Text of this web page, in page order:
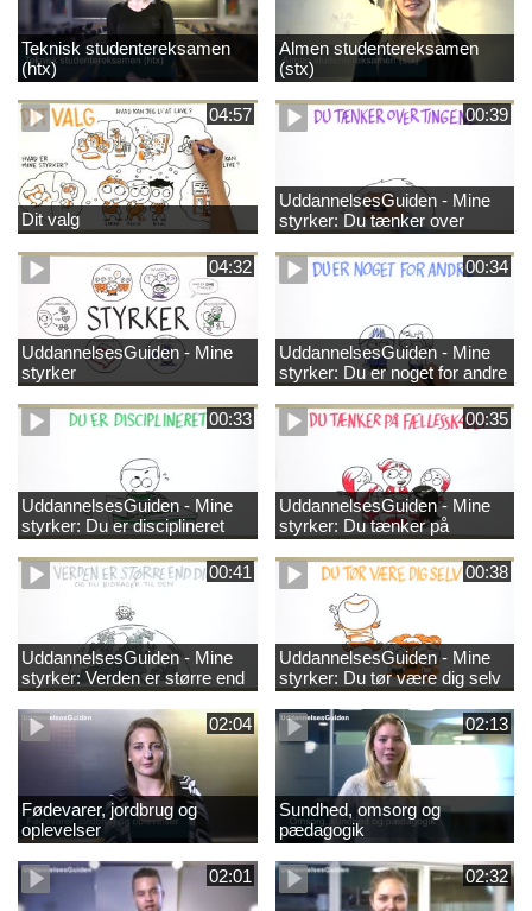
Teknisk studentereksamen
(htx)
Almen studentereksamen
(stx)
04:57
Dit valg
00:39
UddannelsesGuiden - Mine
styrker: Du tænker over
tingene
04:32
UddannelsesGuiden - Mine
styrker
00:34
UddannelsesGuiden - Mine
styrker: Du er noget for andre
00:33
UddannelsesGuiden - Mine
styrker: Du er disciplineret
00:35
UddannelsesGuiden - Mine
styrker: Du tænker på
fællesskabet
00:41
UddannelsesGuiden - Mine
styrker: Verden er større end
dig og du bidrager til den
00:38
UddannelsesGuiden - Mine
styrker: Du tør være dig selv
02:04
Fødevarer, jordbrug og
oplevelser
02:13
Sundhed, omsorg og
pædagogik
02:01 02:32